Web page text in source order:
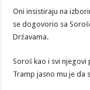
Oni insistiraju na
se dogovorio sa
Državama.
Soroš kao i svi njegovi
Tramp jasno mu je da